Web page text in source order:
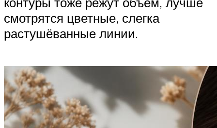
смотрятся цветные, слегка
растушёванные линии.